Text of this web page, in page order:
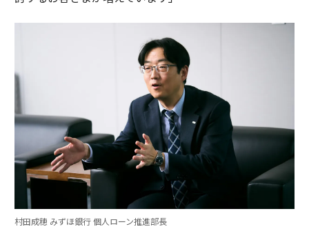
村田成穂 みずほ銀行 個人ローン推進部長